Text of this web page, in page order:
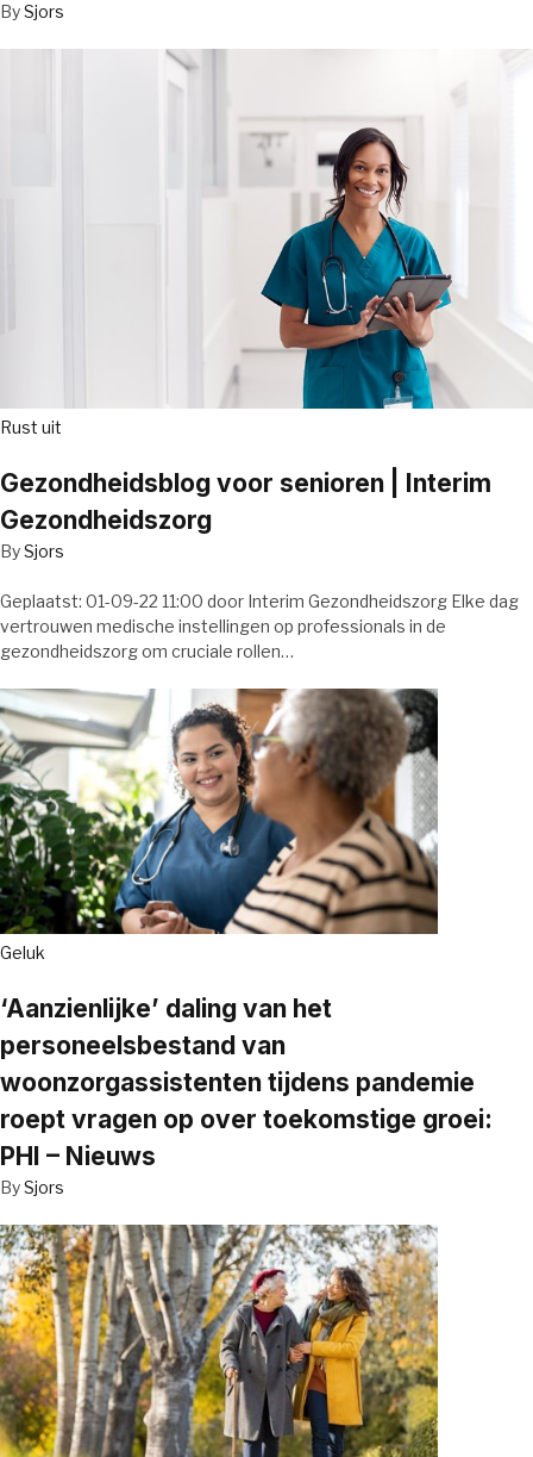
BySjors
Rust uit
Gezondheidsblog voor senioren | Interim
Gezondheidszorg
BySjors
Geplaatst: 01-09-22 11:00 door Interim Gezondheidszorg Elke dag
vertrouwen medische instellingen op professionals in de
gezondheidszorg om cruciale rollen…
Geluk
‘Aanzienlijke’ daling van het
personeelsbestand van
woonzorgassistenten tijdens pandemie
roept vragen op over toekomstige groei:
PHI – Nieuws
BySjors